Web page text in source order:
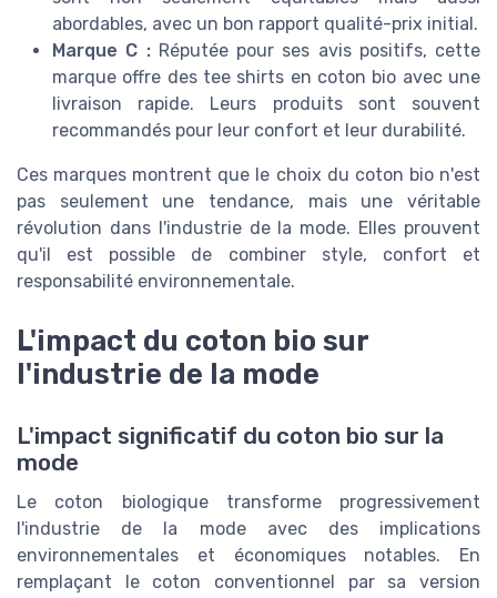
abordables, avec un bon rapport qualité-prix initial.
Marque C :Réputée pour ses avis positifs, cette
marque offre des tee shirts en coton bio avec une
livraison rapide. Leurs produits sont souvent
recommandés pour leur confort et leur durabilité.
Ces marques montrent que le choix du coton bio n'est
pas seulement une tendance, mais une véritable
révolution dans l'industrie de la mode. Elles prouvent
qu'il est possible de combiner style, confort et
responsabilité environnementale.
L'impact du coton bio sur
l'industrie de la mode
L'impact significatif du coton bio sur la
mode
Le coton biologique transforme progressivement
l'industrie de la mode avec des implications
environnementales et économiques notables. En
remplaçant le coton conventionnel par sa version